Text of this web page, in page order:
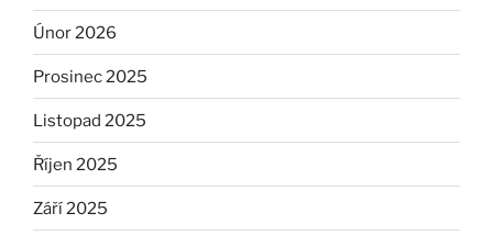
Únor 2026
Prosinec 2025
Listopad 2025
Říjen 2025
Září 2025